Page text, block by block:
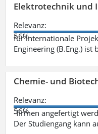
Elektrotechnik und
Relevanz:
56%
für internationale
Engineering (B.Eng.)
Chemie- und
Relevanz:
56%
-firmen angefertigt
Der Studiengang kann